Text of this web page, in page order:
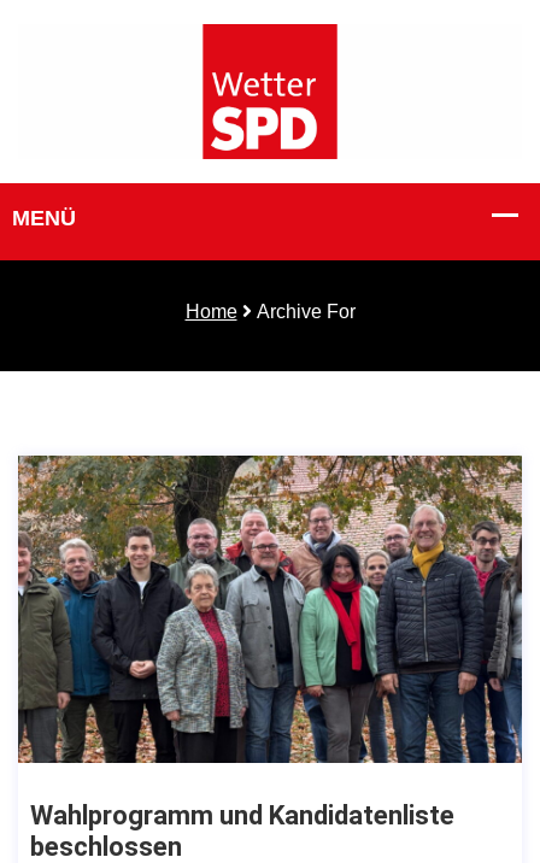
Home Archive For
Wahlprogramm und Kandidatenliste
beschlossen